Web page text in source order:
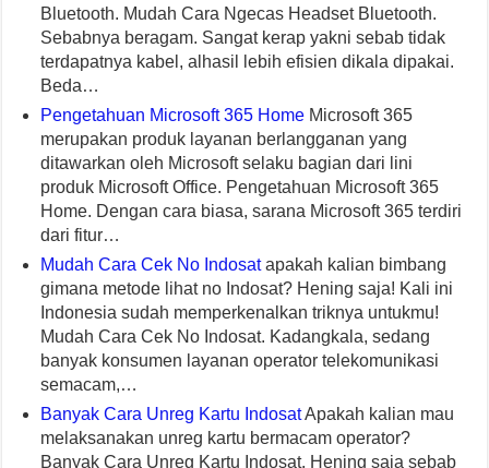
Bluetooth. Mudah Cara Ngecas Headset Bluetooth.
Sebabnya beragam. Sangat kerap yakni sebab tidak
terdapatnya kabel, alhasil lebih efisien dikala dipakai.
Beda…
Pengetahuan Microsoft 365 Home Microsoft 365
merupakan produk layanan berlangganan yang
ditawarkan oleh Microsoft selaku bagian dari lini
produk Microsoft Office. Pengetahuan Microsoft 365
Home. Dengan cara biasa, sarana Microsoft 365 terdiri
dari fitur…
Mudah Cara Cek No Indosatapakah kalian bimbang
gimana metode lihat no Indosat? Hening saja! Kali ini
Indonesia sudah memperkenalkan triknya untukmu!
Mudah Cara Cek No Indosat. Kadangkala, sedang
banyak konsumen layanan operator telekomunikasi
semacam,…
Banyak Cara Unreg Kartu IndosatApakah kalian mau
melaksanakan unreg kartu bermacam operator?
Banyak Cara Unreg Kartu Indosat. Hening saja sebab